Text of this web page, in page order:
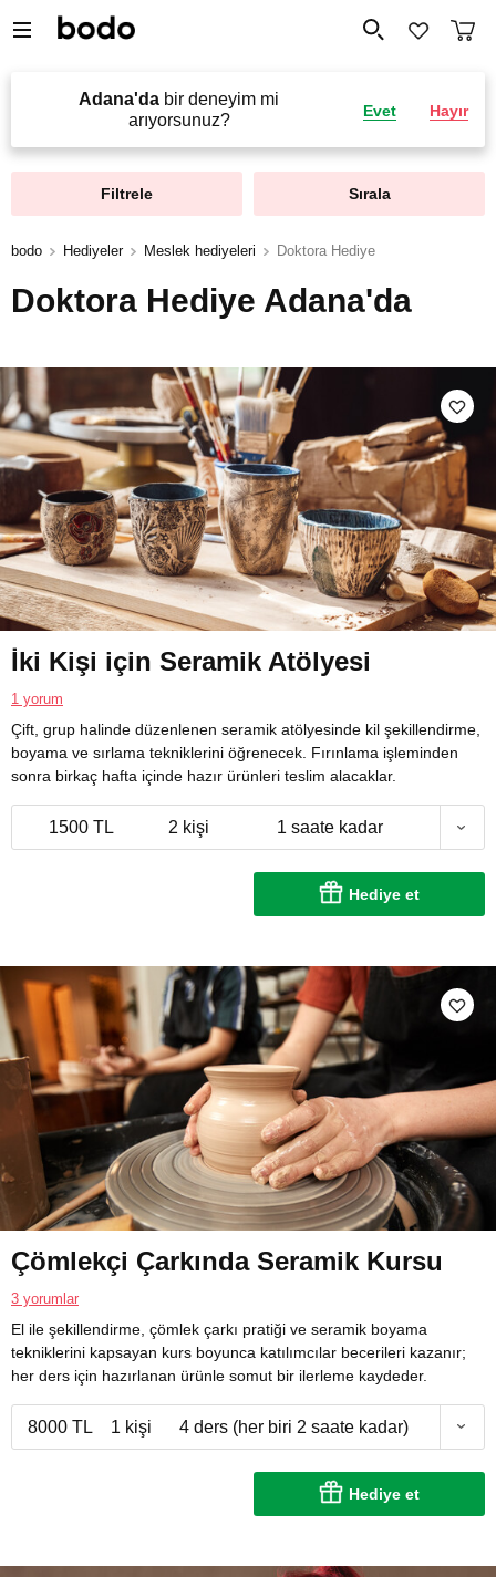
Adana'da bir deneyim mi
arıyorsunuz?
Evet Hayır
Filtrele Sırala
bodo Hediyeler Meslek hediyeleri Doktora Hediye
Doktora Hediye Adana'da
İki Kişi için Seramik Atölyesi
1 yorum
Çift, grup halinde düzenlenen seramik atölyesinde kil şekillendirme,
boyama ve sırlama tekniklerini öğrenecek. Fırınlama işleminden
sonra birkaç hafta içinde hazır ürünleri teslim alacaklar.
1500 TL 2 kişi 1 saate kadar
Hediye et
Çömlekçi Çarkında Seramik Kursu
3 yorumlar
El ile şekillendirme, çömlek çarkı pratiği ve seramik boyama
tekniklerini kapsayan kurs boyunca katılımcılar becerileri kazanır;
her ders için hazırlanan ürünle somut bir ilerleme kaydeder.
8000 TL 1 kişi 4 ders (her biri 2 saate kadar)
Hediye et